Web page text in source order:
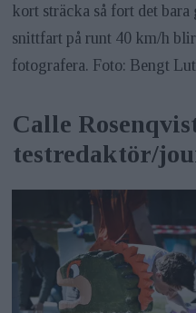
kort sträcka så fort det
snittfart på runt 40 km/h
fotografera. Foto: Bengt
Calle
testredaktör/